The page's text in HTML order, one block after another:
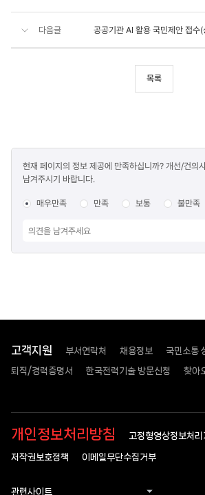
다음글 공공기관 AI 활용 국민제안 접수(
목록
만족도
조사
현재 페이지의 정보 제공에 만족하십니까? 개선/건의
남겨주시기 바랍니다.
매우만족 만족 보통 불만족
고객지원 부서연락처 채용정보 국민소통
퇴직/경력증명서 한국전력기술 방문신청 찾아
개인정보처리방침 고정형영상정보처
저작권보호정책 이메일무단수집거부
관련사이트